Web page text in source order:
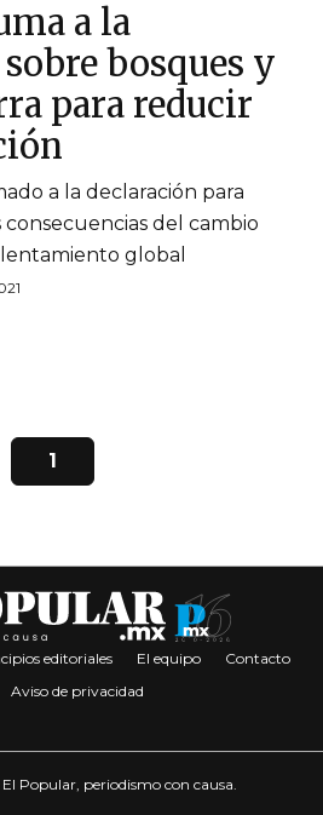
a la
bosques y
para reducir
a la declaración para
del cambio
global
1
editoriales El equipo
Contacto
Aviso de privacidad
Popular, periodismo con causa.